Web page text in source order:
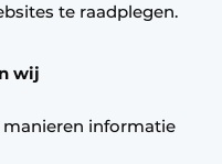
te raadplegen.
wij
manieren informatie